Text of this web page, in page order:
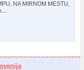
NA MIRNOM MESTU,